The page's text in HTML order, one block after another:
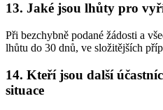
13. Jaké jsou lhůty pro
Při bezchybně podané žádosti a
lhůtu do 30 dnů, ve složitějších
14. Kteří jsou další
situace